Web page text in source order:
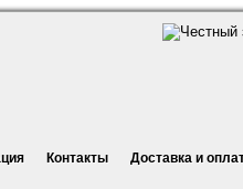
Контакты Доставка и